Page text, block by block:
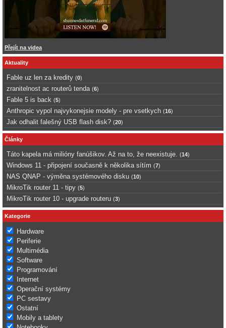
Přejít na videa
Aktuality
Fable uz len za kredity (0)
zranitelnost ac routerů tenda (6)
Fable 5 is back (5)
Anthropic vypol najvykonejsie modely - pre vsetkych (16)
Jak odhalit falešný USB flash disk? (20)
Články
Táto kapela má milióny fanúšikov. Až na to, že neexistuje. (14)
Windows 11 - připojení současně k několika sítím (7)
NAS QNAP - výměna systémového disku (10)
MikroTik router 11 - tipy (5)
MikroTik router 10 - upgrade routeru (3)
Kategorie
Hardware
Periferie
Multimédia
Software
Programování
Internet
Operační systémy
PC sestavy
Ostatní
Mobily a tablety